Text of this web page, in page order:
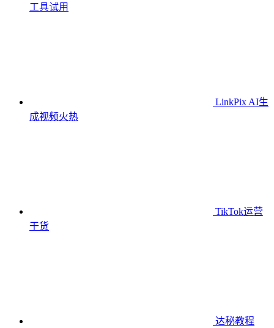
工具试用
LinkPix AI生
成视频火热
TikTok运营
干货
达秘教程